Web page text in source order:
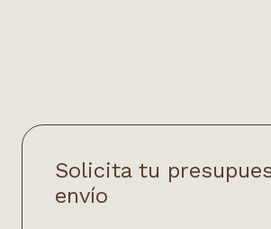
Solicita tu
envío